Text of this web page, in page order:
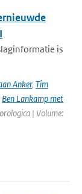
is
Anker, Tim
Ben Lankamp met
| Volume: